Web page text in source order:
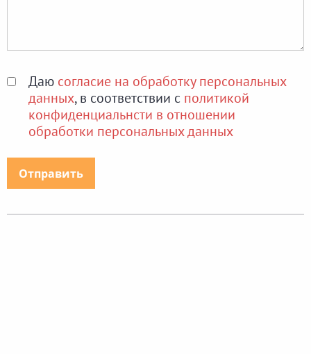
Даю согласие на обработку персональных
данных, в соответствии с политикой
конфиденциальнсти в отношении
обработки персональных данных